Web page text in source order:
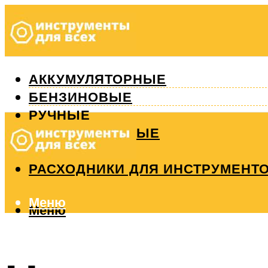
АККУМУЛЯТОРНЫЕ
БЕНЗИНОВЫЕ
РУЧНЫЕ
ИЗМЕРИТЕЛЬНЫЕ
РЕМОНТ
РАСХОДНИКИ ДЛЯ
Меню
Меню